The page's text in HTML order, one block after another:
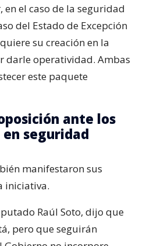
el caso de la seguridad
del Estado de Excepción
su creación en la
darle operatividad. Ambas
este paquete
ante los
seguridad
manifestaron sus
iniciativa.
Raúl Soto, dijo que
pero que seguirán